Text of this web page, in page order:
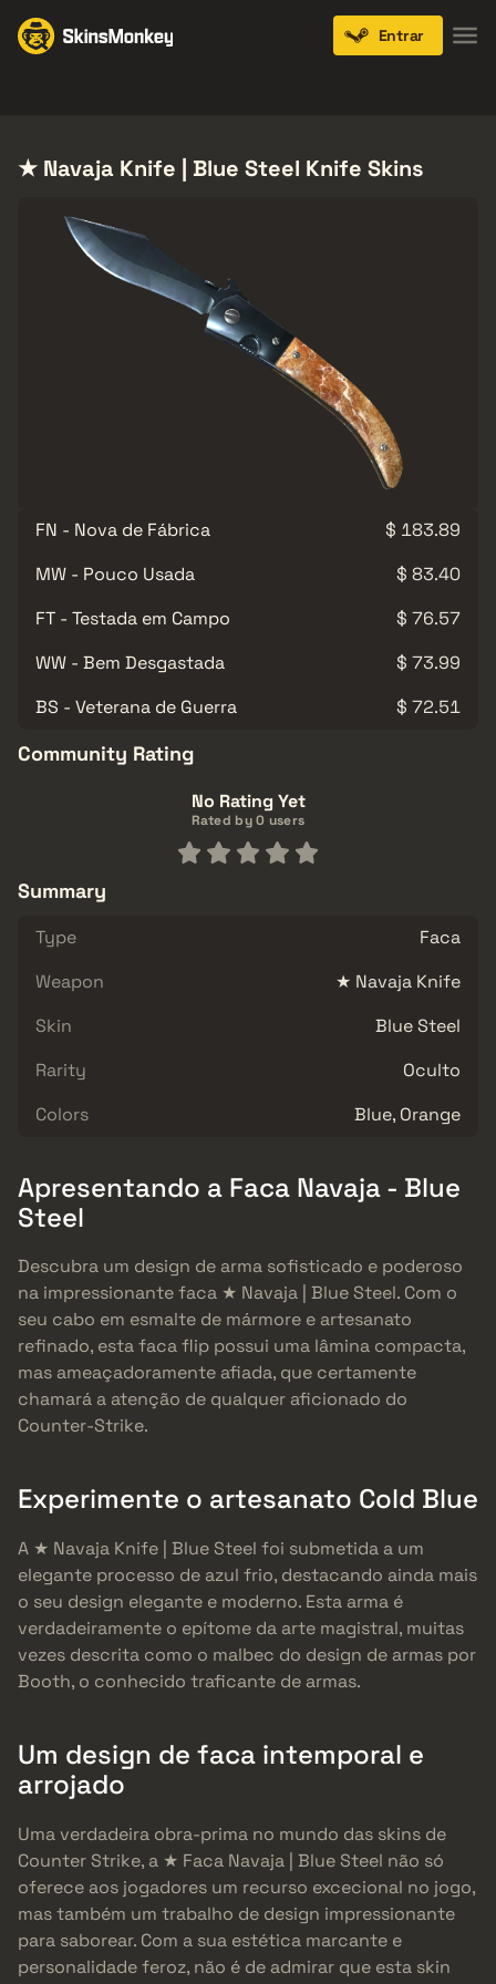
Entrar
★ Navaja Knife | Blue Steel Knife Skins
FN - Nova de Fábrica
$ 183.89
MW - Pouco Usada
$ 83.40
FT - Testada em Campo
$ 76.57
WW - Bem Desgastada
$ 73.99
BS - Veterana de Guerra
$ 72.51
Community Rating
No Rating Yet
Rated by 0 users
Summary
Type
Faca
Weapon
★ Navaja Knife
Skin
Blue Steel
Rarity
Oculto
Colors
Blue, Orange
Apresentando a Faca Navaja - Blue
Steel
Descubra um design de arma sofisticado e poderoso
na impressionante faca ★ Navaja | Blue Steel. Com o
seu cabo em esmalte de mármore e artesanato
refinado, esta faca flip possui uma lâmina compacta,
mas ameaçadoramente afiada, que certamente
chamará a atenção de qualquer aficionado do
Counter-Strike.
Experimente o artesanato Cold Blue
A ★ Navaja Knife | Blue Steel foi submetida a um
elegante processo de azul frio, destacando ainda mais
o seu design elegante e moderno. Esta arma é
verdadeiramente o epítome da arte magistral, muitas
vezes descrita como o malbec do design de armas por
Booth, o conhecido traficante de armas.
Um design de faca intemporal e
arrojado
Uma verdadeira obra-prima no mundo das skins de
Counter Strike, a ★ Faca Navaja | Blue Steel não só
oferece aos jogadores um recurso excecional no jogo,
mas também um trabalho de design impressionante
para saborear. Com a sua estética marcante e
personalidade feroz, não é de admirar que esta skin